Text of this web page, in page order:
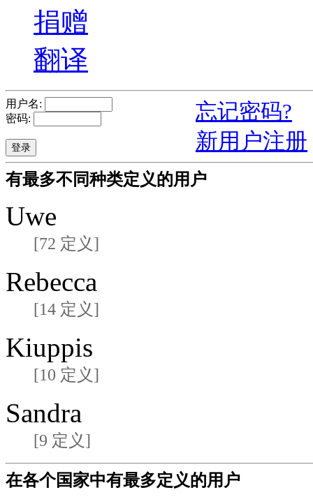
捐赠
翻译
用户名:
密码:
忘记密码?
新用户注册
有最多不同种类定义的用户
Uwe
[72 定义]
Rebecca
[14 定义]
Kiuppis
[10 定义]
Sandra
[9 定义]
在各个国家中有最多定义的用户